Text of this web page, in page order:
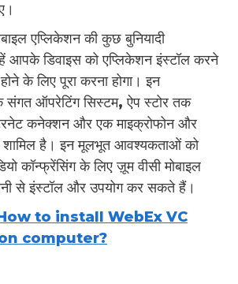
एप्लिकेशन की कुछ बुनियादी
आपके डिवाइस को एप्लिकेशन इंस्टॉल करने
के लिए पूरा करना होगा। इन
ऑपरेटिंग सिस्टम, ऐप स्टोर तक
कनेक्शन और एक माइक्रोफोन और
शामिल है। इन मूलभूत आवश्यकताओं को
कॉन्फ्रेंसिंग के लिए ज़ूम वीसी मोबाइल
से इंस्टॉल और उपयोग कर सकते हैं।
to install WebEx VC
computer?